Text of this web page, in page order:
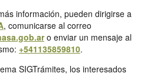
información, pueden dirigirse a
, comunicarse al correo
o enviar un mensaje al
+541135859810.
SIGTrámites, los interesados